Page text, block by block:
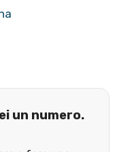
un numero.